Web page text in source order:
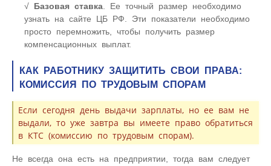
Базовая ставка . Ее точный размер необходимо
узнать на сайте ЦБ РФ. Эти показатели необходимо
просто перемножить, чтобы получить размер
компенсационных выплат.
КАК РАБОТНИКУ ЗАЩИТИТЬ СВОИ ПРАВА:
КОМИССИЯ ПО ТРУДОВЫМ СПОРАМ
Если сегодня день выдачи зарплаты, но ее вам не
выдали, то уже завтра вы имеете право обратиться
в КТС (комиссию по трудовым спорам).
Не всегда она есть на предприятии, тогда вам следует